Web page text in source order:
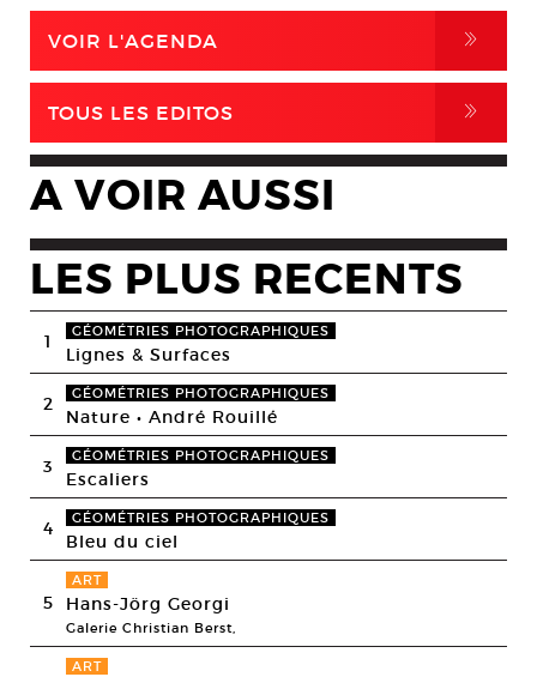
VOIR L'AGENDA ,
TOUS LES EDITOS ,
A VOIR AUSSI
LES PLUS RECENTS
1 GÉOMÉTRIES PHOTOGRAPHIQUES
Lignes & Surfaces
2 GÉOMÉTRIES PHOTOGRAPHIQUES
Nature • André Rouillé
3 GÉOMÉTRIES PHOTOGRAPHIQUES
Escaliers
4 GÉOMÉTRIES PHOTOGRAPHIQUES
Bleu du ciel
5
ART
Hans-Jörg Georgi
Galerie Christian Berst,
ART